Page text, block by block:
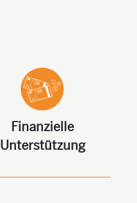
Finanzielle
Unterstützung